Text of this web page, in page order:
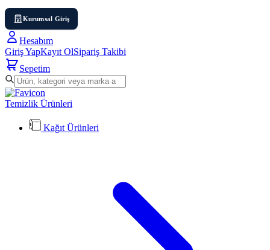
Kurumsal Giriş
Hesabım
Giriş YapKayıt OlSipariş Takibi
Sepetim
Temizlik Ürünleri
Kağıt Ürünleri